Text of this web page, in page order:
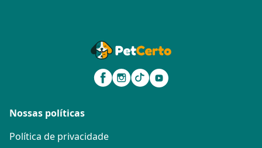
Nossas políticas
Política de privacidade